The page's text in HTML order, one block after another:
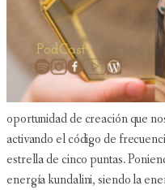
oportunidad de creación que
activando el código de
estrella de cinco puntas.
energía kundalini, siendo la